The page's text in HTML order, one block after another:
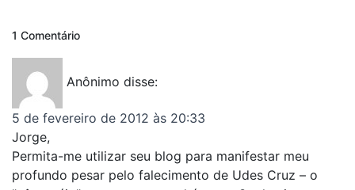
1 Comentário
Anônimo disse:
5 de fevereiro de 2012 às 20:33
Jorge,
Permita-me utilizar seu blog para manifestar meu
profundo pesar pelo falecimento de Udes Cruz – o